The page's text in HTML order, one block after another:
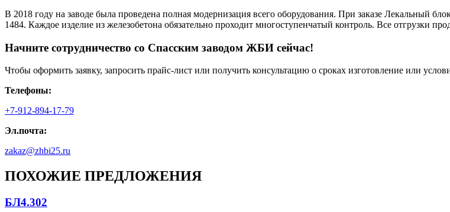
В 2018 году на заводе была проведена полная модернизация всего оборудования. При заказе Лекальный
1484. Каждое изделие из железобетона обязательно проходит многоступенчатый контроль. Все отгрузки
Начните сотрудничество со Cпасским заводом ЖБИ сейчас!
Чтобы оформить заявку, запросить прайс-лист или получить консультацию о сроках изготовление или
Телефоны:
+7-912-894-17-79
Эл.почта:
zakaz@zhbi25.ru
ПОХОЖИЕ ПРЕДЛОЖЕНИЯ
БЛ4.302